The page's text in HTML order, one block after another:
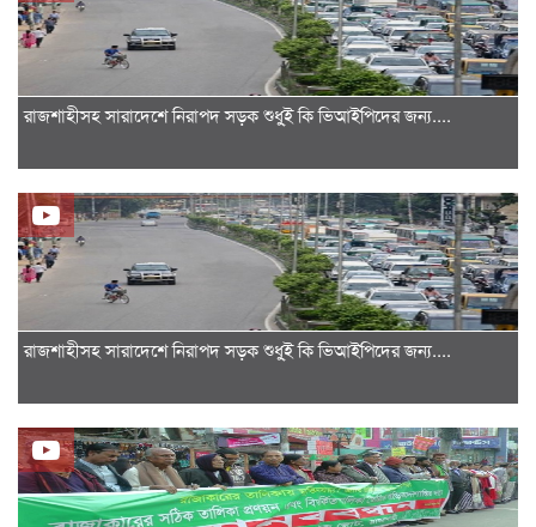
রাজশাহীসহ সারাদেশে নিরাপদ সড়ক শুধু্ই কি ভিআইপিদের জন্য....
রাজশাহীসহ সারাদেশে নিরাপদ সড়ক শুধু্ই কি ভিআইপিদের জন্য....